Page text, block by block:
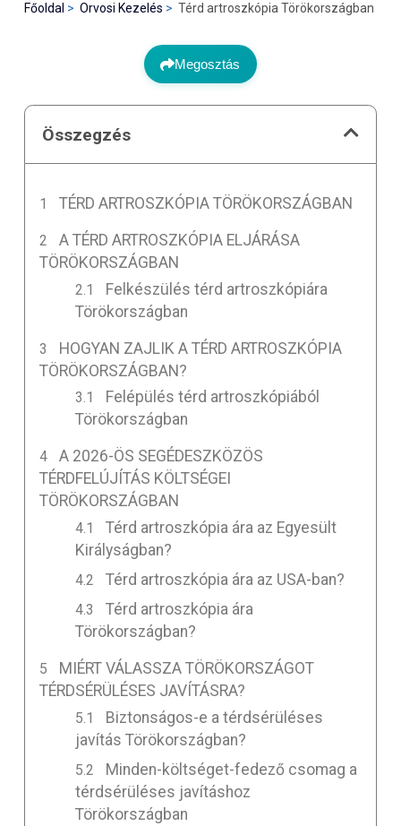
Főoldal Orvosi Kezelés Térd artroszkópia Törökországban
Megosztás
Összegzés
TÉRD ARTROSZKÓPIA TÖRÖKORSZÁGBAN
A TÉRD ARTROSZKÓPIA ELJÁRÁSA
TÖRÖKORSZÁGBAN
Felkészülés térd artroszkópiára
Törökországban
HOGYAN ZAJLIK A TÉRD ARTROSZKÓPIA
TÖRÖKORSZÁGBAN?
Felépülés térd artroszkópiából
Törökországban
A 2026-ÖS SEGÉDESZKÖZÖS
TÉRDFELÚJÍTÁS KÖLTSÉGEI
TÖRÖKORSZÁGBAN
Térd artroszkópia ára az Egyesült
Királyságban?
Térd artroszkópia ára az USA-ban?
Térd artroszkópia ára
Törökországban?
MIÉRT VÁLASSZA TÖRÖKORSZÁGOT
TÉRDSÉRÜLÉSES JAVÍTÁSRA?
Biztonságos-e a térdsérüléses
javítás Törökországban?
Minden-költséget-fedező csomag a
térdsérüléses javításhoz
Törökországban